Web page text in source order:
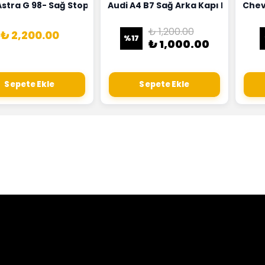
Rapro Marka 96591464
G 98- Sağ Stop Lambası Depo Marka 6223020
₺ 2,200.00
Sepete Ekle
Audi A4 B7 Sağ Arka Kapı Kilit
%17 ₺ 1,200.00
₺ 1,000.00
Sepete Ekle